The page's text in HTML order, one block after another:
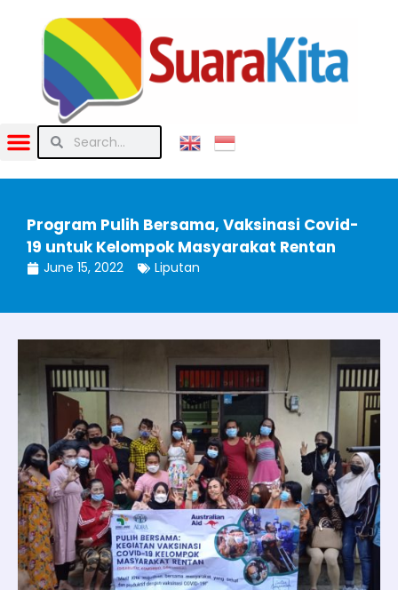
Program Pulih Bersama, Vaksinasi Covid-
19 untuk Kelompok Masyarakat Rentan
June 15, 2022 Liputan